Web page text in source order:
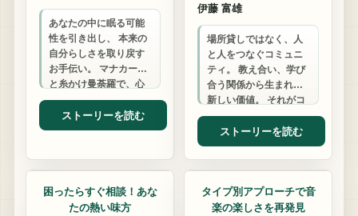
あなたの中に眠る可能
性を引き出し、 本来の
自分らしさを取り戻す
お手伝い。 マナカード
と糸かけ曼荼羅で、心
の迷いを解き放ち、 最
高の人生へと導きま
す。
ストーリーを読む
伊藤 富雄
場所貸しではなく、人
と人をつなぐコミュニ
ティ。 教え合い、学び
合う関係から生まれる
新しい価値。 それがコ
ワーキングの本質で
す。ストーリーを読む
コンサルタント
困ったらすぐ相談！あな
たの熱い味方
ギター教室
タイプ別アプローチで音
楽の楽しさを再発見